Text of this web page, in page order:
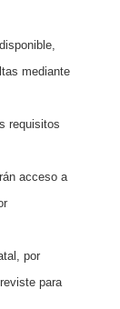
mediante
requisitos
acceso a
por
para